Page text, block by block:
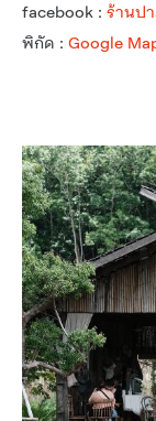
facebook : ร้านป
พิกัด : Google